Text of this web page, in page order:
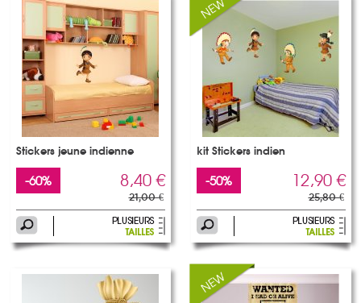
Stickers jeune indienne
-60% 8,40 €
21,00 €
kit Stickers indien
-50% 12,90 €
25,80 €